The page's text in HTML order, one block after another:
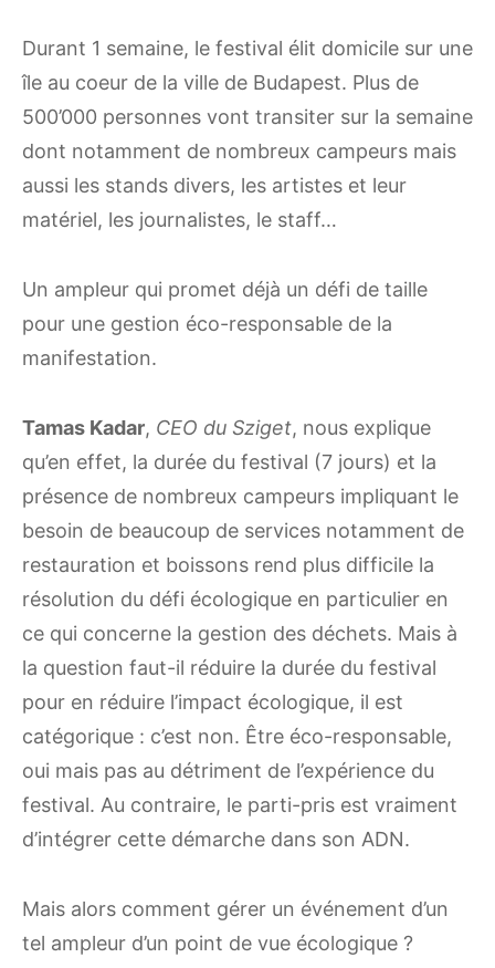
Durant 1 semaine, le festival élit domicile sur une
île au coeur de la ville de Budapest. Plus de
500’000 personnes vont transiter sur la semaine
dont notamment de nombreux campeurs mais
aussi les stands divers, les artistes et leur
matériel, les journalistes, le staff…
Un ampleur qui promet déjà un défi de taille
pour une gestion éco-responsable de la
manifestation.
Tamas Kadar, CEO du Sziget, nous explique
qu’en effet, la durée du festival (7 jours) et la
présence de nombreux campeurs impliquant le
besoin de beaucoup de services notamment de
restauration et boissons rend plus difficile la
résolution du défi écologique en particulier en
ce qui concerne la gestion des déchets. Mais à
la question faut-il réduire la durée du festival
pour en réduire l’impact écologique, il est
catégorique : c’est non. Être éco-responsable,
oui mais pas au détriment de l’expérience du
festival. Au contraire, le parti-pris est vraiment
d’intégrer cette démarche dans son ADN.
Mais alors comment gérer un événement d’un
tel ampleur d’un point de vue écologique ?